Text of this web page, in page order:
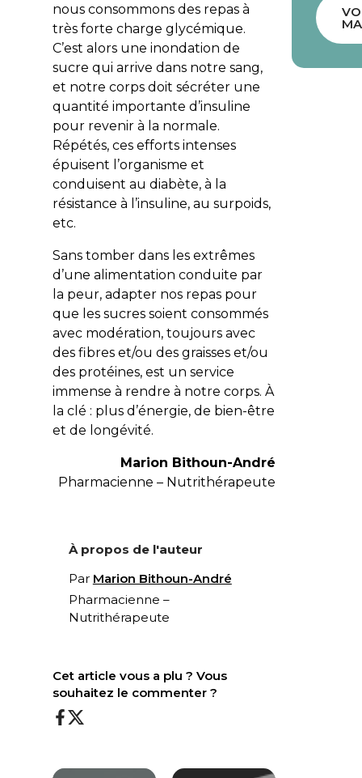
nous consommons des repas à
très forte charge glycémique.
C’est alors une inondation de
sucre qui arrive dans notre sang,
et notre corps doit sécréter une
quantité importante d’insuline
pour revenir à la normale.
Répétés, ces efforts intenses
épuisent l’organisme et
conduisent au diabète, à la
résistance à l’insuline, au surpoids,
etc.
Sans tomber dans les extrêmes
d’une alimentation conduite par
la peur, adapter nos repas pour
que les sucres soient consommés
avec modération, toujours avec
des fibres et/ou des graisses et/ou
des protéines, est un service
immense à rendre à notre corps. À
la clé : plus d’énergie, de bien-être
et de longévité.
Marion Bithoun-André
Pharmacienne – Nutrithérapeute
À propos de l'auteur
Par Marion Bithoun-André
Pharmacienne –
Nutrithérapeute
Cet article vous a plu ? Vous
souhaitez le commenter ?